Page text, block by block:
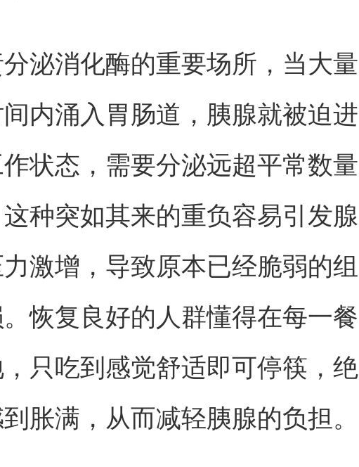
泌消化酶的重要场所，当大量
内涌入胃肠道，胰腺就被迫进
状态，需要分泌远超平常数量
种突如其来的重负容易引发腺
激增，导致原本已经脆弱的组
恢复良好的人群懂得在每一餐
只吃到感觉舒适即可停筷，绝
胀满，从而减轻胰腺的负担。